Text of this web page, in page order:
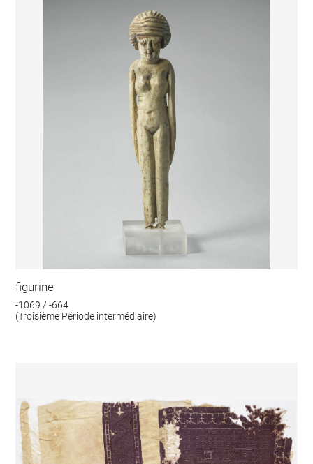
figurine
-1069 / -664
(Troisième Période intermédiaire)